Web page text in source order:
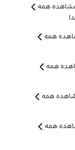
همه
همه
همه
همه
همه